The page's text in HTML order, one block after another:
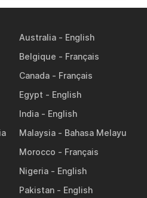
Australia
Belgique
Canada
Egypt
India
Malaysia
Morocco
Nigeria
Pakistan